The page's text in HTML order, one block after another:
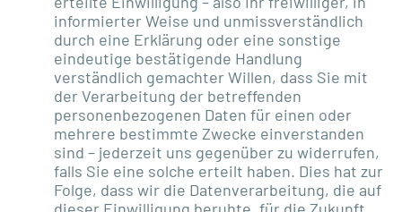
informierter Weise und unmissverständlich
durch eine Erklärung oder eine sonstige
eindeutige bestätigende Handlung
verständlich gemachter Willen, dass Sie mit
der Verarbeitung der betreffenden
personenbezogenen Daten für einen oder
mehrere bestimmte Zwecke einverstanden
sind – jederzeit uns gegenüber zu widerrufen,
falls Sie eine solche erteilt haben. Dies hat zur
Folge, dass wir die Datenverarbeitung, die auf